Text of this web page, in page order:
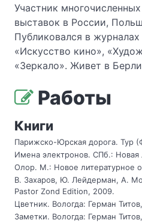
Участник
выставок в России,
Публиковался в
«Искусство кино»,
«Зеркало». Живет в
Работы
Книги
Парижско-Юрская дорога. Тур
Имена электронов. СПб.: Новая
Олор. М.: Новое литературное
В. Захаров, Ю. Лейдерман, А.
Pastor Zond Edition, 2009.
Цветник. Вологда: Герман
Заметки. Вологда: Герман